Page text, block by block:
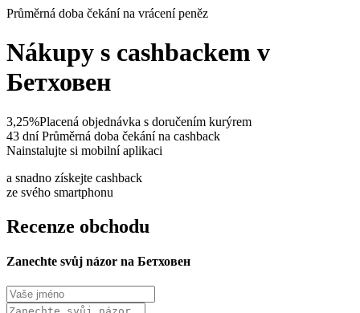
Průměrná doba čekání na vrácení peněz
Nákupy s cashbackem v
Бетховен
3,25%Placená objednávka s doručením kurýrem
43 dní Průměrná doba čekání na cashback
Nainstalujte si mobilní aplikaci
a snadno získejte cashback
ze svého smartphonu
Recenze obchodu
Zanechte svůj názor na Бетховен